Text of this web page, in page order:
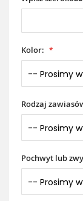
Kolor:
Rodzaj
Pochwyt lub